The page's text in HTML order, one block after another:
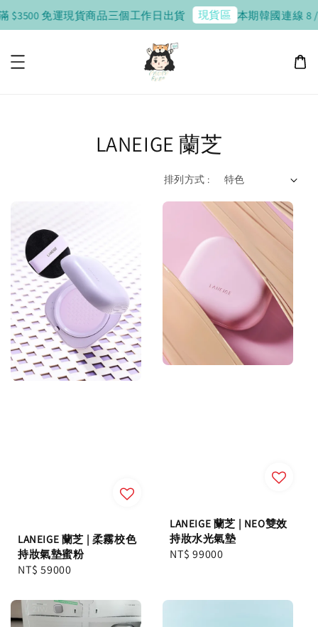
$3500 免運現貨商品三個工作日出貨 現貨區 本期韓國連線 8 /
LANEIGE 蘭芝
排列方式 :
LANEIGE 蘭芝 | 柔霧校色
持妝氣墊蜜粉
Regular
NT$ 59000
LANEIGE 蘭芝 | NEO雙效
持妝水光氣墊
Regular
NT$ 99000